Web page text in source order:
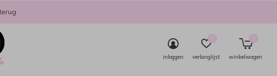
inloggen verlanglijst
0
winkelwagen
0